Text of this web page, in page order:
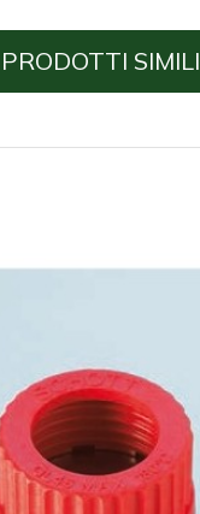
PRODOTTI SIMILI